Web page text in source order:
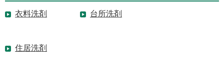
衣料洗剤 台所洗剤
住居洗剤